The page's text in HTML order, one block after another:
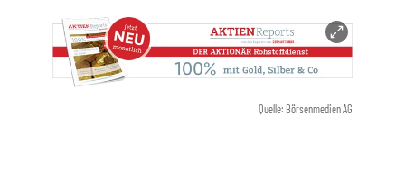
Quelle: Börsenmedien AG